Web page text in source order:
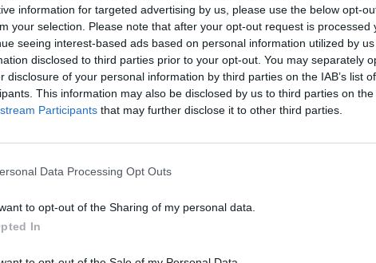
information for targeted advertising by us, please use the below opt-
your selection. Please note that after your opt-out request is processed
seeing interest-based ads based on personal information utilized by
disclosed to third parties prior to your opt-out. You may separately
disclosure of your personal information by third parties on the IAB’s list
This information may also be disclosed by us to third parties on the
Participants that may further disclose it to other third parties.
Data Processing Opt Outs
to opt-out of the Sharing of my personal data.
In